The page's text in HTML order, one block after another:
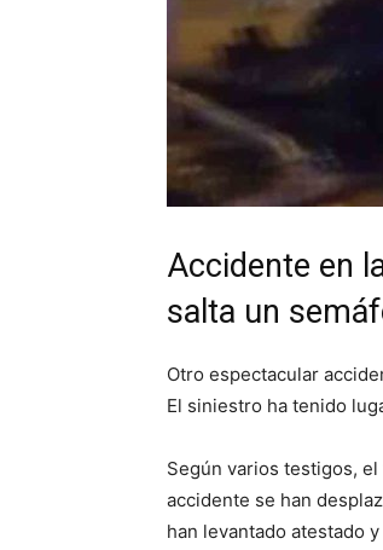
Accidente en
salta un
Otro espectacular
El siniestro ha tenido
Según varios testigos,
accidente se han
han levantado atestado